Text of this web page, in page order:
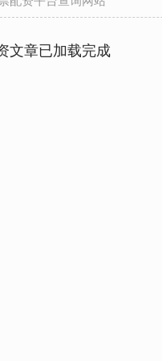
文章已加载完成